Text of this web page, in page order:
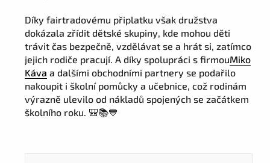
Díky fairtradovému připlatku však družstva
dokázala zřídit dětské skupiny, kde mohou děti
trávit čas bezpečně, vzdělávat se a hrát si, zatímco
jejich rodiče pracují. A díky spolupráci s firmouMiko
Káva a dalšími obchodními partnery se podařilo
nakoupit i školní pomůcky a učebnice, což rodinám
výrazně ulevilo od nákladů spojených se začátkem
školního roku. 🎒📚💙